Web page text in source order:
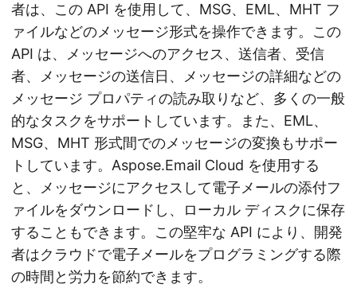
者は、この API を使用して、MSG、EML、MHT フ
ァイルなどのメッセージ形式を操作できます。この
API は、メッセージへのアクセス、送信者、受信
者、メッセージの送信日、メッセージの詳細などの
メッセージ プロパティの読み取りなど、多くの一般
的なタスクをサポートしています。また、EML、
MSG、MHT 形式間でのメッセージの変換もサポー
トしています。Aspose.Email Cloud を使用する
と、メッセージにアクセスして電子メールの添付フ
ァイルをダウンロードし、ローカル ディスクに保存
することもできます。この堅牢な API により、開発
者はクラウドで電子メールをプログラミングする際
の時間と労力を節約できます。